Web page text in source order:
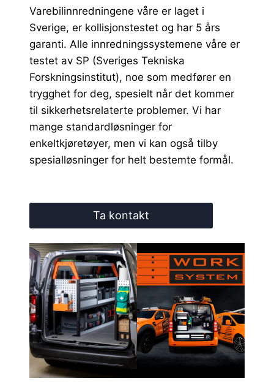
Varebilinnredningene våre er laget i
Sverige, er kollisjonstestet og har 5 års
garanti. Alle innredningssystemene våre er
testet av SP (Sveriges Tekniska
Forskningsinstitut), noe som medfører en
trygghet for deg, spesielt når det kommer
til sikkerhetsrelaterte problemer. Vi har
mange standardløsninger for
enkeltkjøretøyer, men vi kan også tilby
spesialløsninger for helt bestemte formål.
Ta kontakt